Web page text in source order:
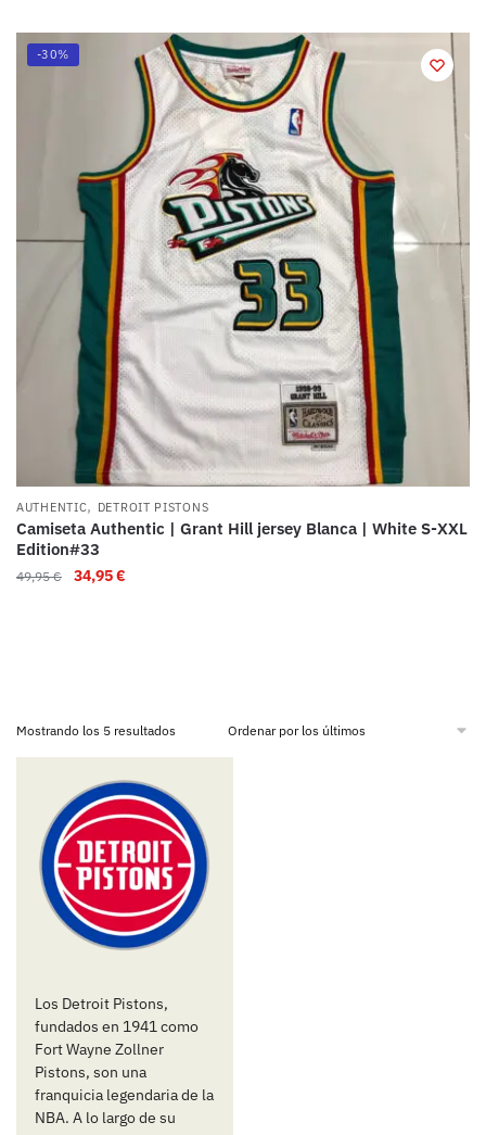
Los Detroit Pistons,
fundados en 1941 como
Fort Wayne Zollner
Pistons, son una
franquicia legendaria de la
NBA. A lo largo de su
-30%
AUTHENTIC, DETROIT PISTONS
Camiseta Authentic | Grant Hill jersey Blanca | White S-XXL
Edition#33
49,95€ 34,95€
Mostrando los 5 resultados